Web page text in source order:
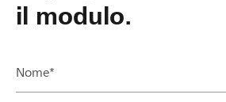
il modulo.
Nome*